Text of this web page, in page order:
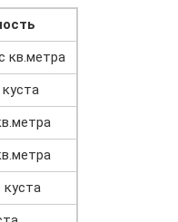
кв.метра
куста